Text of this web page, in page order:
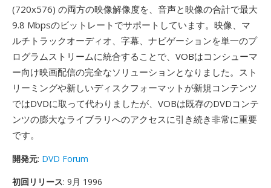
(720x576) の両方の映像解像度を、音声と映像の合計で最大
9.8 Mbpsのビットレートでサポートしています。映像、マ
ルチトラックオーディオ、字幕、ナビゲーションを単一のプ
ログラムストリームに統合することで、VOBはコンシューマ
ー向け映画配信の完全なソリューションとなりました。スト
リーミングや新しいディスクフォーマットが新規コンテンツ
ではDVDに取って代わりましたが、VOBは既存のDVDコンテ
ンツの膨大なライブラリへのアクセスに引き続き非常に重要
です。
開発元: DVD Forum
初回リリース: 9月 1996